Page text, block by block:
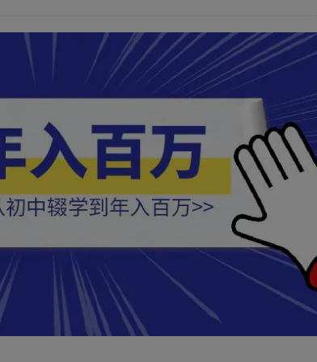
全站积分可通过签到和每日任务获